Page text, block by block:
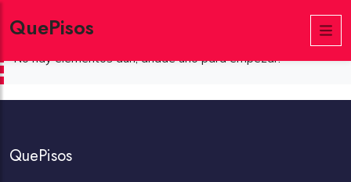
QuePisosMis Inmuebles Favoritos
No hay elementos aún, añade uno para empezar.
QuePisos